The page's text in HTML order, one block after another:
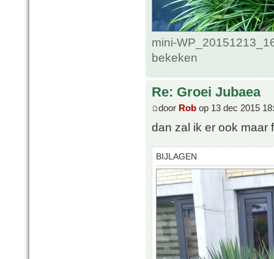
mini-
bekeken
Re: Groei Jubaea
door Rob op 13 dec 2015
dan zal ik er ook maar
BIJLAGEN